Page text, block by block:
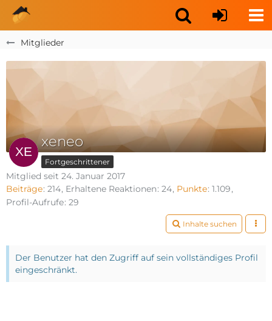
Mitglieder
xeneo
Fortgeschrittener
Mitglied seit 24. Januar 2017
Beiträge 214 Erhaltene Reaktionen 24 Punkte 1.109
Profil-Aufrufe 29
Inhalte suchen
Der Benutzer hat den Zugriff auf sein vollständiges Profil
eingeschränkt.